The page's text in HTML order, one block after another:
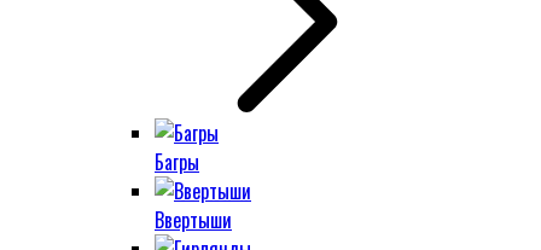
Багры
Ввертыши